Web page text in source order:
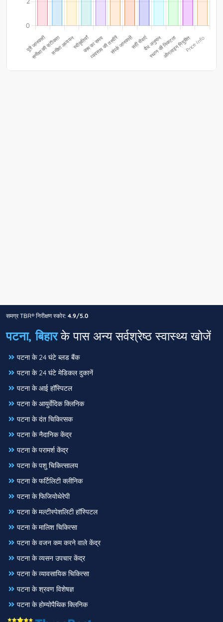
समग्र TBR® निरीक्षण स्कोर: 4.9/5.0
पटना, बिहारके पास अन्य सर्वश्रेष्ठ स्वास्थ्य खोजें
पटना के 24 घंटे ब्लड बैंक
पटना के 24 घंटे मेडिकल दुकानें
पटना के आई हॉस्पिटल
पटना के आयुर्वेदिक क्लिनिक
पटना के दंत चिकित्सक
पटना के नैदानिक केंद्र
पटना के परामर्श केंद्र
पटना के पशु चिकित्सालय
पटना के फर्टिलिटी क्लीनिक
पटना के फिजियोथेरेपी
पटना के मल्टीस्पेशलिटी हॉस्पिटल
पटना के मालिश चिकित्सा
पटना के वजन कम करने वाले केंद्र
पटना के व्यसन उपचार केंद्र
पटना के व्यावसायिक चिकित्सा
पटना के श्रवण विशेषज्ञ
पटना के होम्योपैथिक क्लिनिक